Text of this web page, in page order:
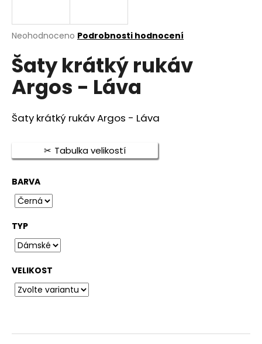
Průměrné
produktu
je
0,0
z
hvězdiček.
Neohodnoceno Podrobnosti hodnocení
Šaty krátký rukáv
Argos - Láva
Šaty krátký rukáv Argos - Láva
Tabulka velikostí
BARVA
TYP
VELIKOST
j
í
t
?
D
o
p
o
r
u
č
u
e